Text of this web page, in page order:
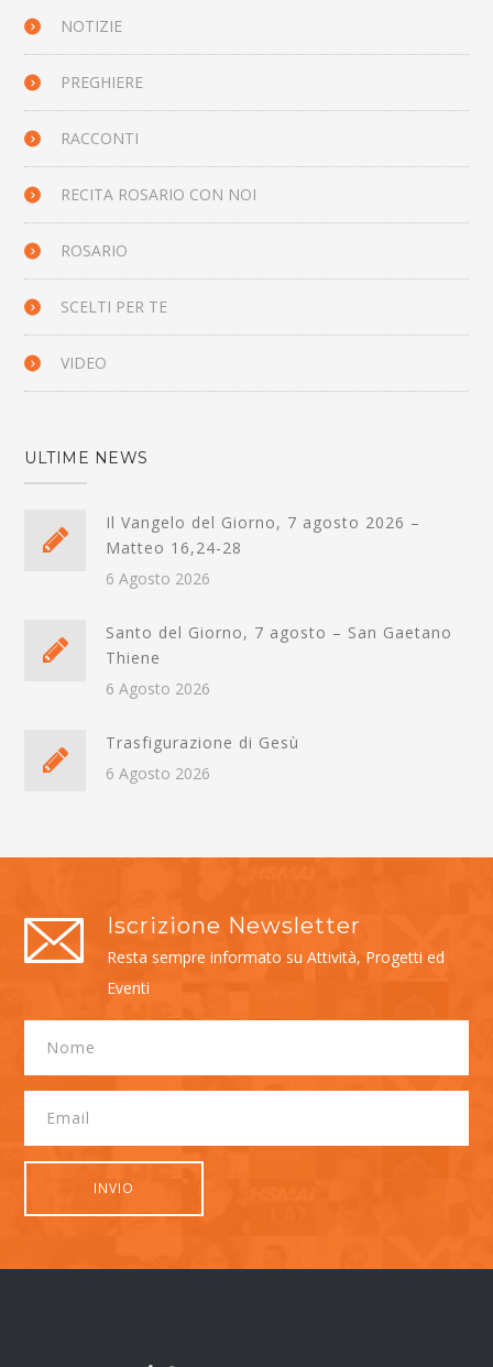
NOTIZIE
PREGHIERE
RACCONTI
RECITA ROSARIO CON NOI
ROSARIO
SCELTI PER TE
VIDEO
ULTIME NEWS
Il Vangelo del Giorno, 7 agosto 2026 –
Matteo 16,24-28
6 Agosto 2026
Santo del Giorno, 7 agosto – San Gaetano
Thiene
6 Agosto 2026
Trasfigurazione di Gesù
6 Agosto 2026
Iscrizione Newsletter
Resta sempre informato su Attività, Progetti ed
Eventi